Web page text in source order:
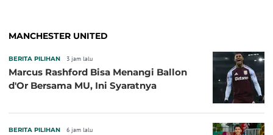
MANCHESTER UNITED
BERITA PILIHAN 3 jam lalu
Marcus Rashford Bisa Menangi Ballon
d'Or Bersama MU, Ini Syaratnya
BERITA PILIHAN 6 jam lalu